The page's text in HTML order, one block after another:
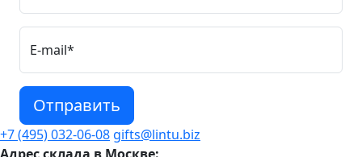
E-mail*
Отправить
+7 (495) 032-06-08 gifts@lintu.biz